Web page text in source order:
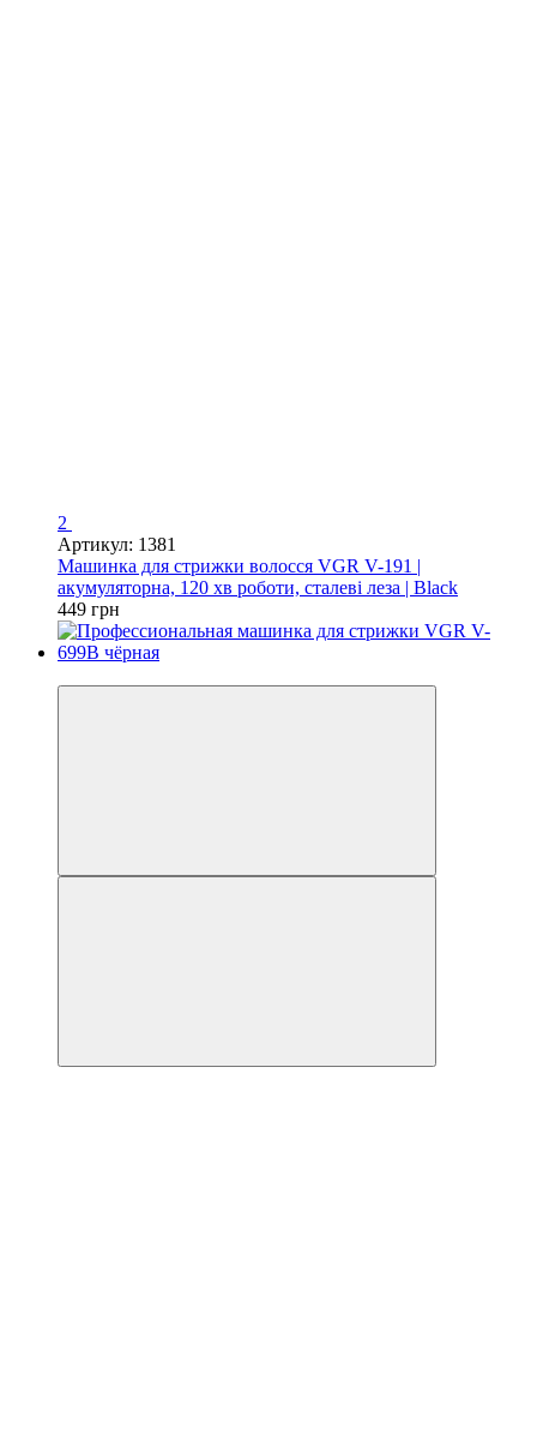
2
Артикул: 1381
Машинка для стрижки волосся VGR V-191 |
акумуляторна, 120 хв роботи, сталеві леза | Black
449 грн